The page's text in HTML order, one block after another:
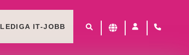
LEDIGA IT-JOBB